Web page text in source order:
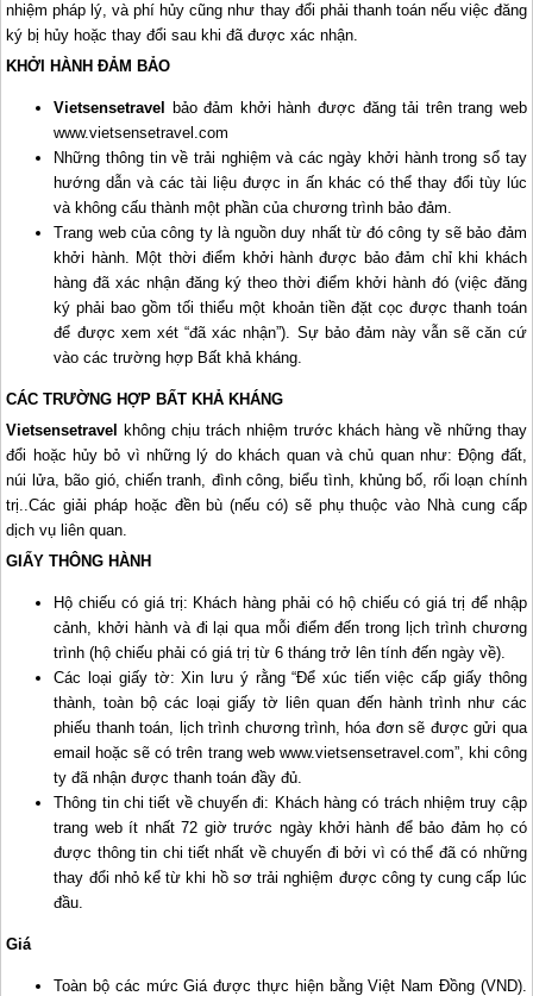
nhiệm pháp lý, và phí hủy cũng như thay đổi phải thanh toán nếu việc đăng
ký bị hủy hoặc thay đổi sau khi đã được xác nhận.
KHỞI HÀNH ĐẢM BẢO
Vietsensetravel
bảo đảm khởi hành được đăng tải trên trang web
www.vietsensetravel.com
Những thông tin về trải nghiệm và các ngày khởi hành trong sổ tay
hướng dẫn và các tài liệu được in ấn khác có thể thay đổi tùy lúc
và không cấu thành một phần của chương trình bảo đảm.
Trang web của công ty là nguồn duy nhất từ đó công ty sẽ bảo đảm
khởi hành. Một thời điểm khởi hành được bảo đảm chỉ khi khách
hàng đã xác nhận đăng ký theo thời điểm khởi hành đó (việc đăng
ký phải bao gồm tối thiểu một khoản tiền đặt cọc được thanh toán
để được xem xét “đã xác nhận”). Sự bảo đảm này vẫn sẽ căn cứ
vào các trường hợp Bất khả kháng.
CÁC TRƯỜNG HỢP BẤT KHẢ KHÁNG
Vietsensetravel
không chịu trách nhiệm trước khách hàng về những thay
đổi hoặc hủy bỏ vì những lý do khách quan và chủ quan như: Động đất,
núi lửa, bão gió, chiến tranh, đình công, biểu tình, khủng bố, rối loạn chính
trị..Các giải pháp hoặc đền bù (nếu có) sẽ phụ thuộc vào Nhà cung cấp
dịch vụ liên quan.
GIẤY THÔNG HÀNH
Hộ chiếu có giá trị: Khách hàng phải có hộ chiếu có giá trị để nhập
cảnh, khởi hành và đi lại qua mỗi điểm đến trong lịch trình chương
trình (hộ chiếu phải có giá trị từ 6 tháng trở lên tính đến ngày về).
Các loại giấy tờ: Xin lưu ý rằng “Để xúc tiến việc cấp giấy thông
thành, toàn bộ các loại giấy tờ liên quan đến hành trình như các
phiếu thanh toán, lịch trình chương trình, hóa đơn sẽ được gửi qua
email hoặc sẽ có trên trang web www.vietsensetravel.com”, khi công
ty đã nhận được thanh toán đầy đủ.
Thông tin chi tiết về chuyến đi: Khách hàng có trách nhiệm truy cập
trang web ít nhất 72 giờ trước ngày khởi hành để bảo đảm họ có
được thông tin chi tiết nhất về chuyến đi bởi vì có thể đã có những
thay đổi nhỏ kể từ khi hồ sơ trải nghiệm được công ty cung cấp lúc
đầu.
Giá
Toàn bộ các mức Giá được thực hiện bằng Việt Nam Đồng (VND).